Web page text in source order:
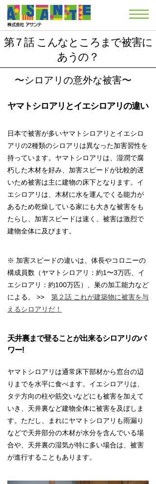
第７話 こんなところまで被害に
あうの？
〜シロアリの意外な被害〜
ヤマトシロアリとイエシロアリの違い
日本で被害が多いヤマトシロアリとイエシロ
アリの2種類のシロアリは異なった加害習性を
持っています。ヤマトシロアリは、湿潤で腐
朽した木材を好み、加害スピードが比較的遅
いため被害は主に建物の床下となります。イ
エシロアリは、木材に水を運んでくる能力が
あるため乾燥している家にも大きな被害をも
たらし、加害スピードは速く、被害は激烈で
建物全体に及びます。
※ 加害スピードの違いは、体長やコロニーの
構成員数（ヤマトシロアリ：約1〜3万匹、イ
エシロアリ：約100万匹）、巣の加工能力など
による。 >> 第２話 これが建築物に被害を与
えるシロアリだ！
天井裏まで登ることが出来るシロアリのパ
ワー!
ヤマトシロアリは通常床下部材から窓台の辺
りまでを水平に食べます。イエシロアリは、
タテ方向の柱や筋交いなどにも被害を加えて
いき、天井裏など建物全体に被害を及ぼしま
す。ただし、まれにヤマトシロアリも雨漏り
などで天井部分の木材が水分を含んでいる場
合や、天井裏の湿気が特に多い場合は、被害
が進行することもあります。